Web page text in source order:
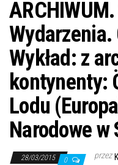
Wykład: z
kontynenty:
Lodu
Narodowe w
28/03/2015 0 przez